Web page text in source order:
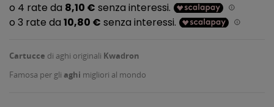
Cartucce di aghi originali Kwadron
Famosa per gli aghi migliori al mondo